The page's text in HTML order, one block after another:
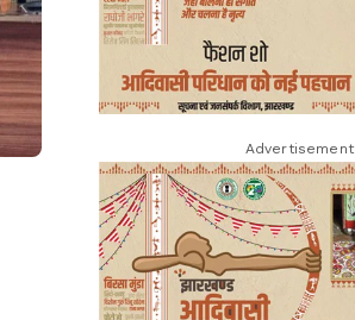
Advertisement